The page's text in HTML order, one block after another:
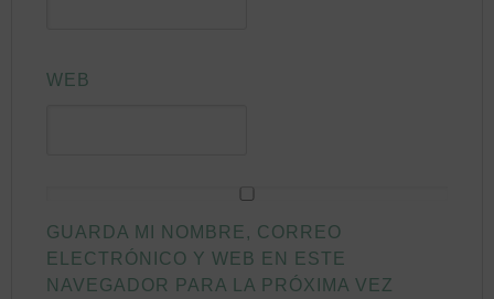
WEB
GUARDA MI NOMBRE, CORREO
ELECTRÓNICO Y WEB EN ESTE
NAVEGADOR PARA LA PRÓXIMA VEZ